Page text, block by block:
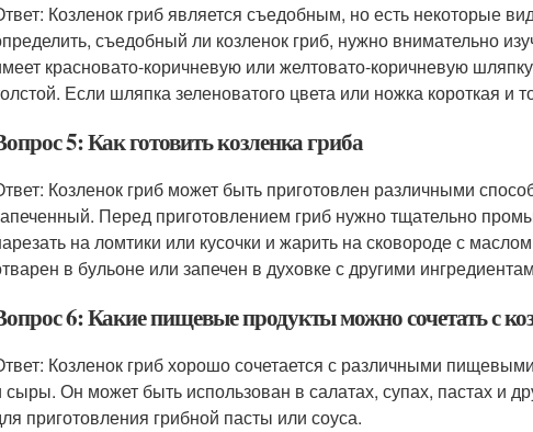
Козленок гриб является съедобным, но есть некоторые
съедобный ли козленок гриб, нужно внимательно
красновато-коричневую или желтовато-коричневую
Если шляпка зеленоватого цвета или ножка короткая и
5: Как готовить козленка гриба
Козленок гриб может быть приготовлен различными
Перед приготовлением гриб нужно тщательно
на ломтики или кусочки и жарить на сковороде с
в бульоне или запечен в духовке с другими
6: Какие пищевые продукты можно сочетать с
Козленок гриб хорошо сочетается с различными
сыры. Он может быть использован в салатах, супах, пастах и
приготовления грибной пасты или соуса.